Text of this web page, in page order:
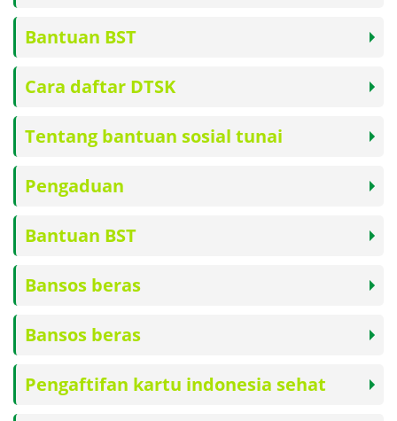
Bantuan BST
Cara daftar DTSK
Tentang bantuan sosial tunai
Pengaduan
Bantuan BST
Bansos beras
Bansos beras
Pengaftifan kartu indonesia sehat